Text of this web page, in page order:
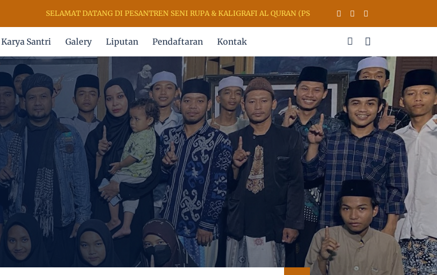
SELAMAT DATANG DI PESANTREN SENI RUPA & KALIGRAFI AL QURAN (PSKQ MODERN) KUDUS JAWA TENGAH
Karya Santri Galery Liputan Pendaftaran Kontak